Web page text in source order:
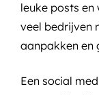
leuke posts en
veel bedrijven
aanpakken en
Een social